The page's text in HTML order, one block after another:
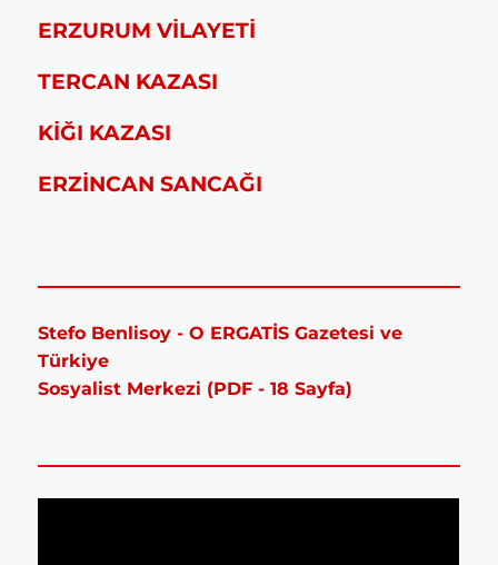
ERZURUM VİLAYETİ
TERCAN KAZASI
KİĞI KAZASI
ERZİNCAN SANCAĞI
Stefo Benlisoy - O ERGATİS Gazetesi ve
Türkiye
Sosyalist Merkezi (PDF - 18 Sayfa)